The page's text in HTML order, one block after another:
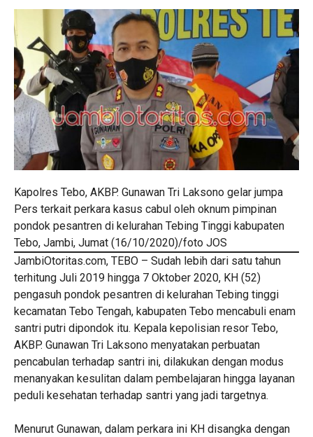
Kapolres Tebo, AKBP. Gunawan Tri Laksono gelar jumpa
Pers terkait perkara kasus cabul oleh oknum pimpinan
pondok pesantren di kelurahan Tebing Tinggi kabupaten
Tebo, Jambi, Jumat (16/10/2020)/foto JOS
JambiOtoritas.com, TEBO – Sudah lebih dari satu tahun
terhitung Juli 2019 hingga 7 Oktober 2020, KH (52)
pengasuh pondok pesantren di kelurahan Tebing tinggi
kecamatan Tebo Tengah, kabupaten Tebo mencabuli enam
santri putri dipondok itu. Kepala kepolisian resor Tebo,
AKBP. Gunawan Tri Laksono menyatakan perbuatan
pencabulan terhadap santri ini, dilakukan dengan modus
menanyakan kesulitan dalam pembelajaran hingga layanan
peduli kesehatan terhadap santri yang jadi targetnya.
Menurut Gunawan, dalam perkara ini KH disangka dengan